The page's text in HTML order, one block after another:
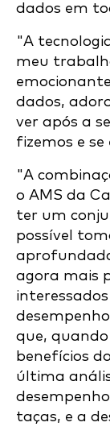
dados em
"A
meu
dados,
ver após a
fizemos e
"A
o AMS da
ter um
possível
agora mais
que,
benefícios
última
taças, e a